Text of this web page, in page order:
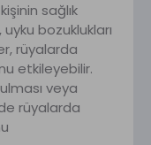
sağlık
bozuklukları
rüyalarda
etkileyebilir.
veya
rüyalarda